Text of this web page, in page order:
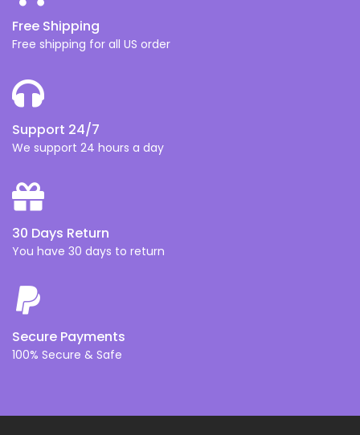
Free Shipping
Free shipping for all US order
Support 24/7
We support 24 hours a day
30 Days Return
You have 30 days to return
Secure Payments
100% Secure & Safe